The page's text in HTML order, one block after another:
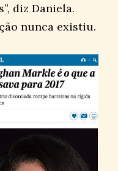
diz Daniela.
nunca existiu.